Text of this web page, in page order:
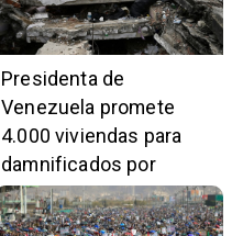
Presidenta de
Venezuela promete
4.000 viviendas para
damnificados por
terremotos